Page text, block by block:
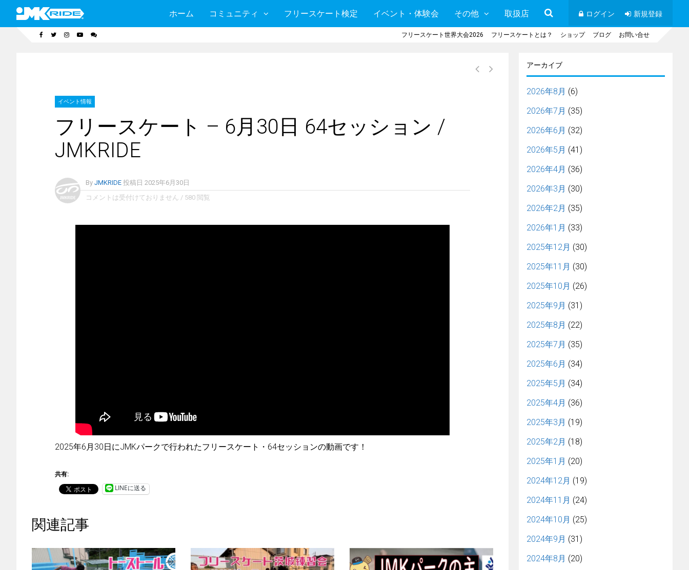
ホーム コミュニティ フリースケート検定 イベント・体験会 その他 取扱店 ログイン 新規登録
フリースケート世界大会2026 フリースケートとは？ ショップ ブログ お問い合せ
イベント情報
フリースケート – 6月30日 64セッション /
JMKRIDE
By JMKRIDE 投稿日 2025年6月30日
コメントは受付けておりません / 580 閲覧
2025年6月30日にJMKパークで行われたフリースケート・64セッションの動画です！
共有:
LINEに送る
関連記事
アーカイブ
2026年8月 (6)
2026年7月 (35)
2026年6月 (32)
2026年5月 (41)
2026年4月 (36)
2026年3月 (30)
2026年2月 (35)
2026年1月 (33)
2025年12月 (30)
2025年11月 (30)
2025年10月 (26)
2025年9月 (31)
2025年8月 (22)
2025年7月 (35)
2025年6月 (34)
2025年5月 (34)
2025年4月 (36)
2025年3月 (19)
2025年2月 (18)
2025年1月 (20)
2024年12月 (19)
2024年11月 (24)
2024年10月 (25)
2024年9月 (31)
2024年8月 (20)